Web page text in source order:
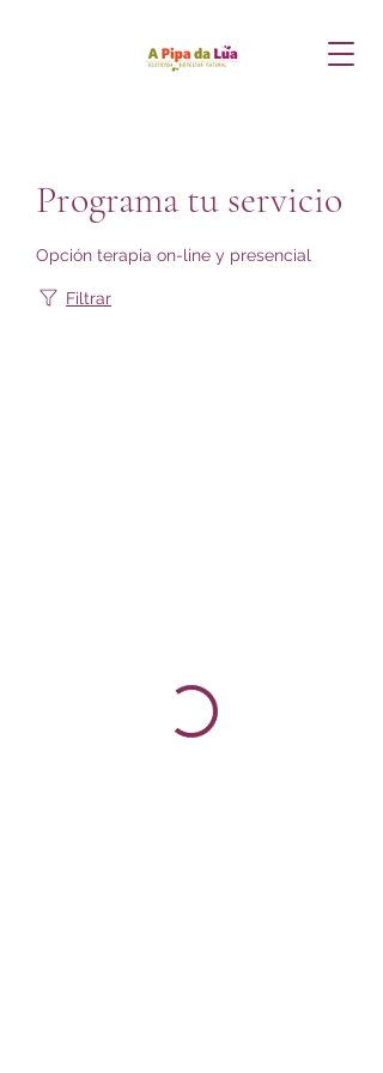
Programa tu servicio
Opción terapia on-line y presencial
Filtrar